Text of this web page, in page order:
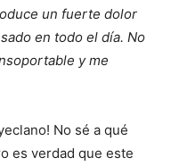
un fuerte dolor
en todo el día. No
y me
No sé a qué
es verdad que este